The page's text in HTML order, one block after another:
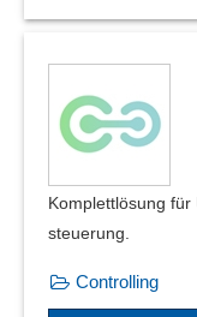
Komplettlösung
steuerung.
Controlling